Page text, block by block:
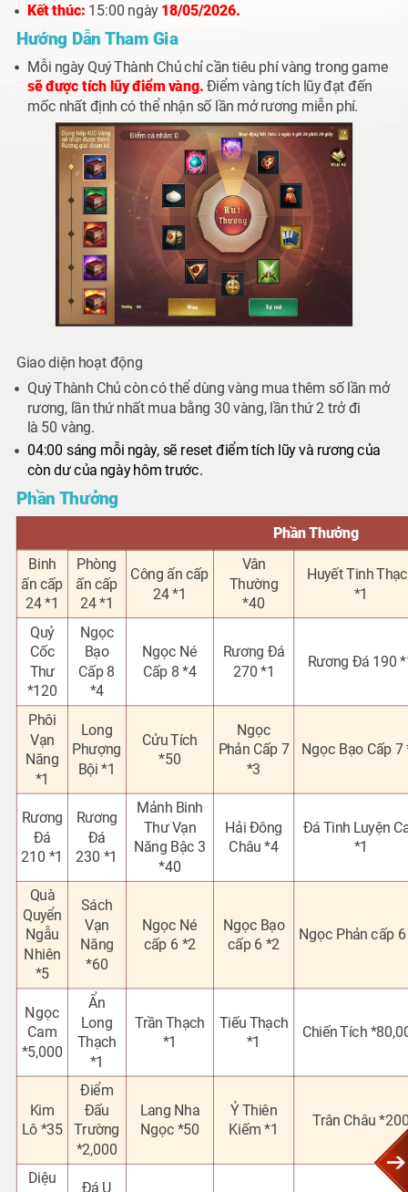
Kết thúc: 15:00 ngày18/05/2026.
Hướng Dẫn Tham Gia
Mỗi ngày Quý Thành Chủ chỉ cầntiêu phí vàng trong game
sẽ được tích lũy điểm vàng. Điểm vàng tích lũy đạt đến
mốc nhất định có thể nhận số lần mở rương miễn phí.
Giao diện hoạt động
Quý Thành Chủ còn có thể dùng vàng mua thêm số lần mở
rương, lần thứ nhất mua bằng 30 vàng, lần thứ 2 trở đi
là 50 vàng.
04:00 sáng mỗi ngày, sẽ reset điểm tích lũy và rương của
còn dư của ngày hôm trước.
Phần Thưởng
Phần Thưởng
Binh
ấn cấp
24 *1
Phòng
ấn cấp
24 *1
Công ấn cấp
24 *1
Vân
Thường
*40
Huyết Tinh
*1
Quỷ
Cốc
Thư
*120
Ngọc
Bạo
Cấp 8
*4
Ngọc Né
Cấp 8 *4
Rương Đá
270 *1
Rương Đá 190
Phôi
Vạn
Năng
*1
Long
Phượng
Bội *1
Cửu Tích
*50
Ngọc
Phản Cấp 7
*3
Ngọc Bạo Cấp 7
Rương
Đá
21 0 *1
Rương
Đá
230 *1
Mảnh Binh
Thư Vạn
Năng Bậc 3
*40
Hải Đông
Châu *4
Đá Tinh Luyện
*1
Quà
Quyển
Ngẫu
Nhiên
*5
Sách
Vạn
Năng
*60
Ngọc Né
cấp 6 *2
Ngọc Bạo
cấp 6 *2
Ngọc Phản cấp 6
Ngọc
Cam
*5,000
Ẩn
Long
Thạch
*1
Trần Thạch
*1
Tiếu Thạch
*1
Chiến Tích
Kim
Lô *35
Điểm
Đấu
Trường
*2,000
Lang Nha
Ngọc *50
Ỷ Thiên
Kiếm *1
Trân Châu
Diệu
Đá U